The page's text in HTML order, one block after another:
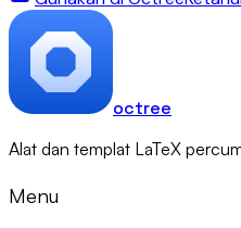
octree
Alat dan templat LaTeX
Menu